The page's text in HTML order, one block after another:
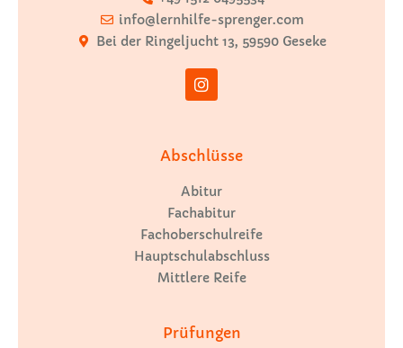
info@lernhilfe-sprenger.com
Bei der Ringeljucht 13, 59590 Geseke
Abschlüsse
Abitur
Fachabitur
Fachoberschulreife
Hauptschulabschluss
Mittlere Reife
Prüfungen